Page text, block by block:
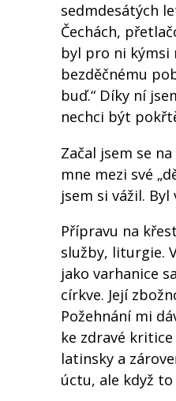
sedmdesátých
Čechách,
byl pro ni kýmsi
bezděčnému
buď.“ Díky ní
nechci být
Začal jsem se
mne mezi své
jsem si vážil.
Přípravu na
služby, liturgie.
jako varhanice
církve. Její
Požehnání mi
ke zdravé
latinsky a
úctu, ale když